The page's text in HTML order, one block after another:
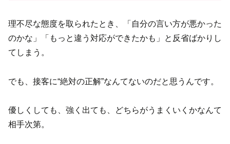
理不尽な態度を取られたとき、「自分の言い方が悪かった
のかな」「もっと違う対応ができたかも」と反省ばかりし
てしまう。
でも、接客に“絶対の正解”なんてないのだと思うんです。
優しくしても、強く出ても、どちらがうまくいくかなんて
相手次第。